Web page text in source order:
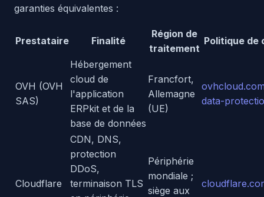
garanties équivalentes :
Prestataire Finalité
Région de
traitement
Politique de
OVH (OVH
SAS)
Hébergement
cloud de
l'application
ERPkit et de la
base de données
Francfort,
Allemagne
(UE)
data-
Cloudflare
CDN, DNS,
protection
DDoS,
terminaison TLS
Périphérie
mondiale ;
siège aux